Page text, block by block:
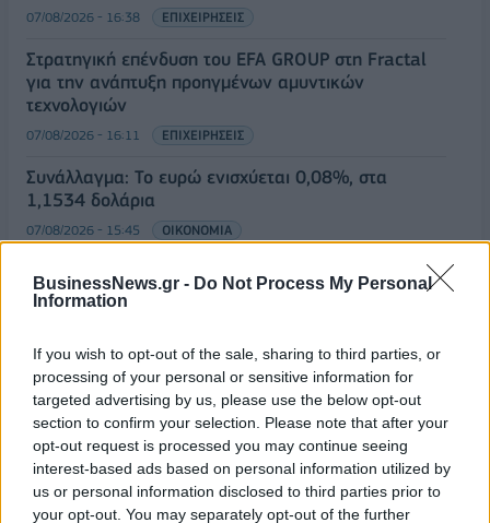
BusinessNews.gr - Do Not Process My Personal
Information
If you wish to opt-out of the sale, sharing to third parties, or
processing of your personal or sensitive information for
targeted advertising by us, please use the below opt-out
section to confirm your selection. Please note that after your
opt-out request is processed you may continue seeing
interest-based ads based on personal information utilized by
us or personal information disclosed to third parties prior to
your opt-out. You may separately opt-out of the further
07/08/2026 - 16:38 ΕΠΙΧΕΙΡΗΣΕΙΣ
Στρατηγική επένδυση του EFA GROUP στη Fractal
για την ανάπτυξη προηγμένων αμυντικών
τεχνολογιών
07/08/2026 - 16:11 ΕΠΙΧΕΙΡΗΣΕΙΣ
Συνάλλαγμα: Το ευρώ ενισχύεται 0,08%, στα
1,1534 δολάρια
07/08/2026 - 15:45 ΟΙΚΟΝΟΜΙΑ
Χρηματιστήριο: Στις 2.623,19 μονάδες ο Γενικός
Δείκτης Τιμών, με άνοδο 0,57%
Νέο κύμα καύσωνα στην Ευρώπη – Θερμοκρασίες
άνω των 40°C σε Ιταλία, Ισπανία και Βαλκάνια
07/08/2026 - 14:58 ΚΟΣΜΟΣ
Fourlis: Συμφωνία για την πώληση συμμετοχής στο
Sofia South Ring Mall έναντι 49,35 εκατ. ευρώ
07/08/2026 - 14:39 ΕΠΙΧΕΙΡΗΣΕΙΣ